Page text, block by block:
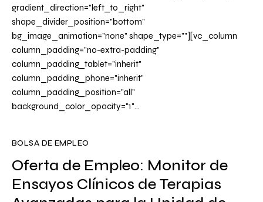
gradient_direction="left_to_right"
shape_divider_position="bottom"
bg_image_animation="none" shape_type=""][vc_column
column_padding="no-extra-padding"
column_padding_tablet="inherit"
column_padding_phone="inherit"
column_padding_position="all"
background_color_opacity="1"…
BOLSA DE EMPLEO
Oferta de Empleo: Monitor de
Ensayos Clínicos de Terapias